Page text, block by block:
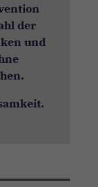
der
und